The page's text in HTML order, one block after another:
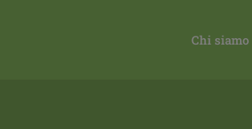
Chi siamo